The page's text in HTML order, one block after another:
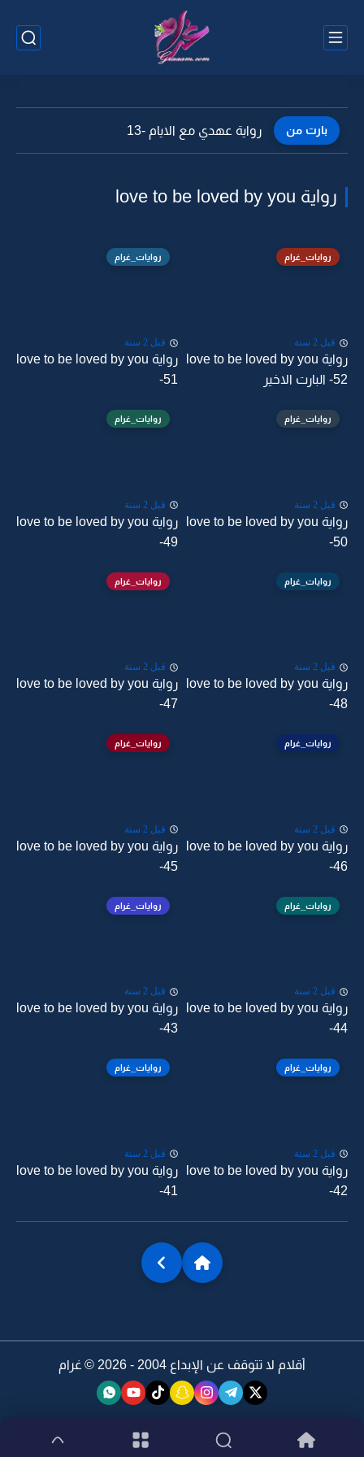
بارت من رواية عهدي مع الايام -13
رواية love to be loved by you
روايات_غرام
قبل 2 سنة
رواية love to be loved by you
-52 البارت الاخير
روايات_غرام
قبل 2 سنة
رواية love to be loved by you
-51
روايات_غرام
قبل 2 سنة
رواية love to be loved by you
-50
روايات_غرام
قبل 2 سنة
رواية love to be loved by you
-49
روايات_غرام
قبل 2 سنة
رواية love to be loved by you
-48
روايات_غرام
قبل 2 سنة
رواية love to be loved by you
-47
روايات_غرام
قبل 2 سنة
رواية love to be loved by you
-46
روايات_غرام
قبل 2 سنة
رواية love to be loved by you
-45
روايات_غرام
قبل 2 سنة
رواية love to be loved by you
-44
روايات_غرام
قبل 2 سنة
رواية love to be loved by you
-43
روايات_غرام
قبل 2 سنة
رواية love to be loved by you
-42
روايات_غرام
قبل 2 سنة
رواية love to be loved by you
-41
أقلام لا تتوقف عن الإبداع 2004 - 2026 © غرام